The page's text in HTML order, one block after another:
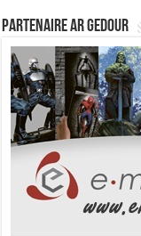
Partenaire Ar Gedour